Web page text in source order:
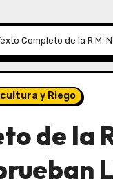
Completo de la R.M.
y Riego
de la